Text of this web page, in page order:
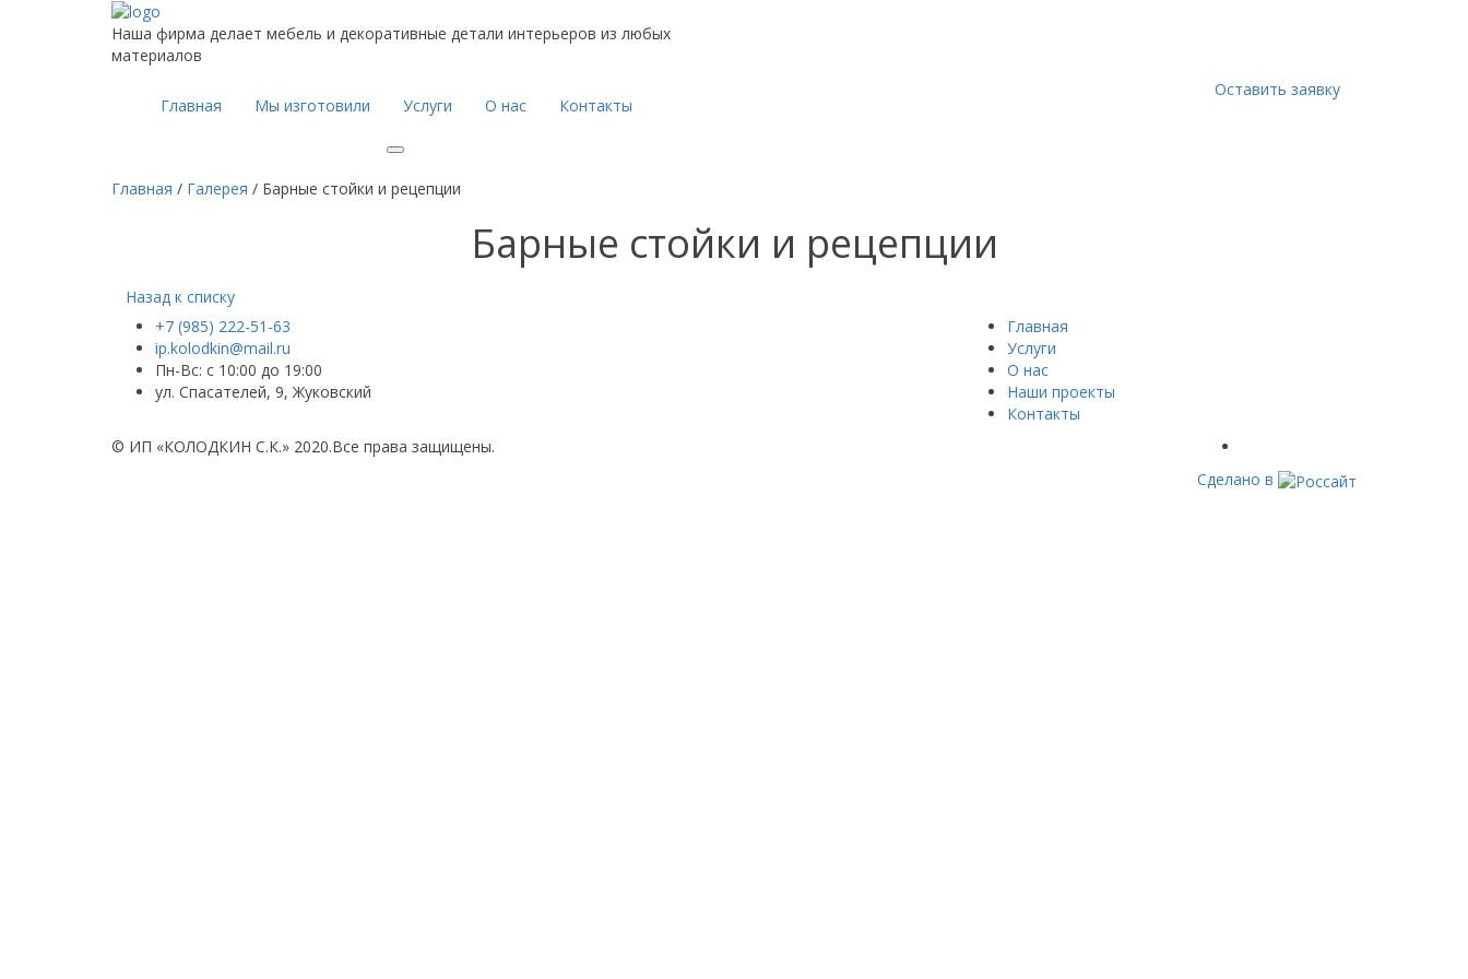
Наша фирма делает мебель и декоративные детали интерьеров из любых
материалов
Главная Мы изготовили Услуги О нас Контакты
Оставить заявку
Главная / Галерея / Барные стойки и рецепции
Барные стойки и рецепции
Назад к списку
+7 (985) 222-51-63
ip.kolodkin@mail.ru
Пн-Вс: с 10:00 до 19:00
ул. Спасателей, 9, Жуковский
Главная
Услуги
О нас
Наши проекты
Контакты
© ИП «КОЛОДКИН С.К.» 2020.Все права защищены.
Сделано в